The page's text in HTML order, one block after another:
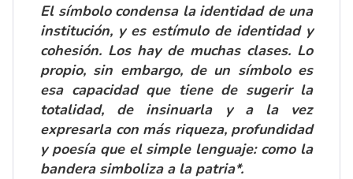
El símbolo condensa la identidad de una
institución, y es estímulo de identidad y
cohesión. Los hay de muchas clases. Lo
propio, sin embargo, de un símbolo es
esa capacidad que tiene de sugerir la
totalidad, de insinuarla y a la vez
expresarla con más riqueza, profundidad
y poesía que el simple lenguaje: como la
bandera simboliza a la patria*.